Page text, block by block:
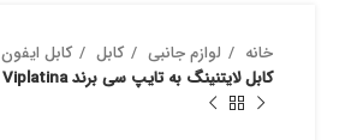
خانه لوازم جانبی کابل
کابل ایفون
کابل لایتنینگ به تایپ سی برند Viplatina مدل BC89